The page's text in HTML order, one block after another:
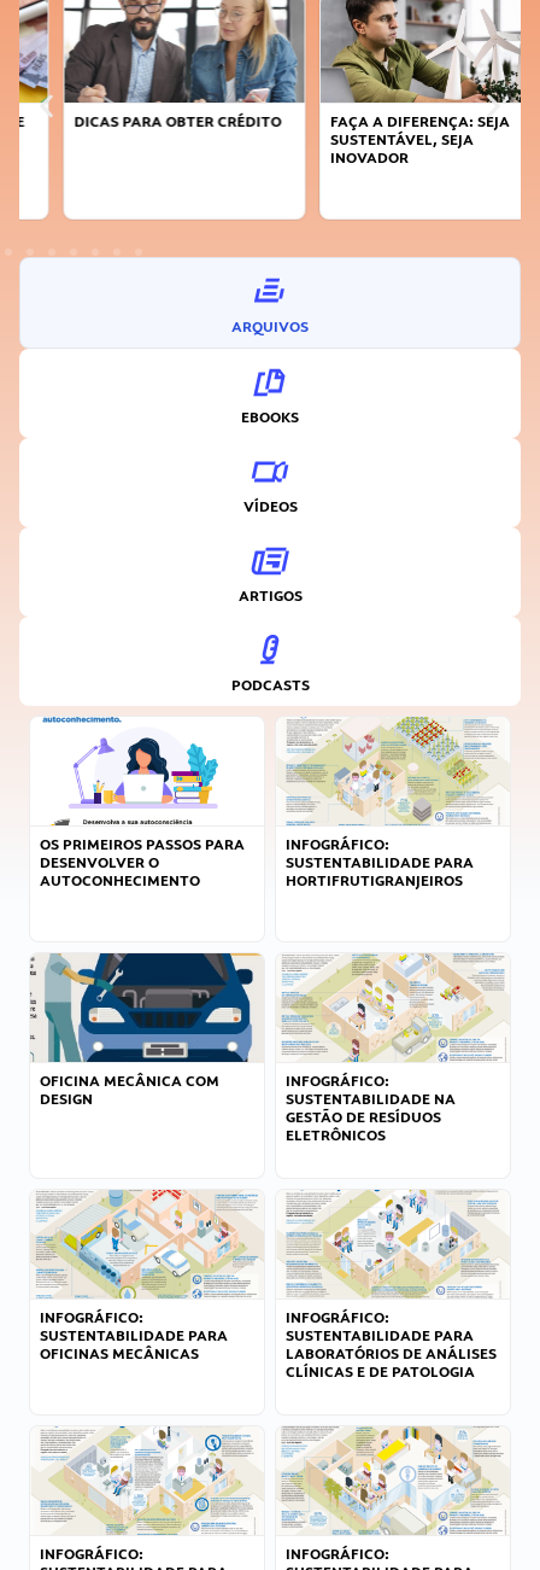
DICAS PARA OBTER CRÉDITO
FAÇA A DIFERENÇA: SEJA
SUSTENTÁVEL, SEJA
INOVADOR
ARQUIVOS
EBOOKS
VÍDEOS
ARTIGOS
PODCASTS
OS PRIMEIROS PASSOS PARA
DESENVOLVER O
AUTOCONHECIMENTO
INFOGRÁFICO:
SUSTENTABILIDADE PARA
HORTIFRUTIGRANJEIROS
OFICINA MECÂNICA COM
DESIGN
INFOGRÁFICO:
SUSTENTABILIDADE NA
GESTÃO DE RESÍDUOS
ELETRÔNICOS
INFOGRÁFICO:
SUSTENTABILIDADE PARA
OFICINAS MECÂNICAS
INFOGRÁFICO:
SUSTENTABILIDADE PARA
LABORATÓRIOS DE ANÁLISES
CLÍNICAS E DE PATOLOGIA
INFOGRÁFICO:
INFOGRÁFICO: